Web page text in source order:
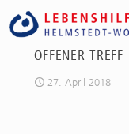
OFFENER TREFF
27. April 2018